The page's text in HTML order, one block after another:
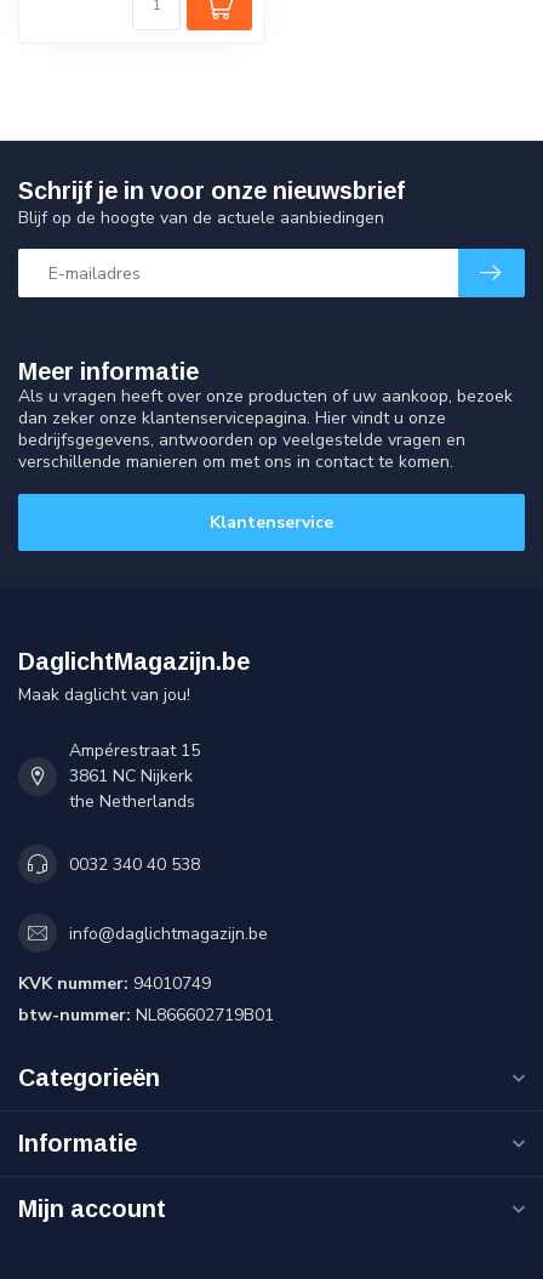
Meer informatie
Als u vragen heeft over onze producten of uw aankoop, bezoek
dan zeker onze klantenservicepagina. Hier vindt u onze
bedrijfsgegevens, antwoorden op veelgestelde vragen en
verschillende manieren om met ons in contact te komen.
Klantenservice
Schrijf je in voor onze nieuwsbrief
Blijf op de hoogte van de actuele aanbiedingen
DaglichtMagazijn.be
Maak daglicht van jou!
Ampérestraat 15
3861 NC Nijkerk
the Netherlands
0032 340 40 538
info@daglichtmagazijn.be
KVK nummer: 94010749
btw-nummer: NL866602719B01
Categorieën
Informatie
Mijn account